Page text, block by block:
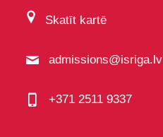
Skatīt kartē
admissions@isriga.lv
+371 2511 9337